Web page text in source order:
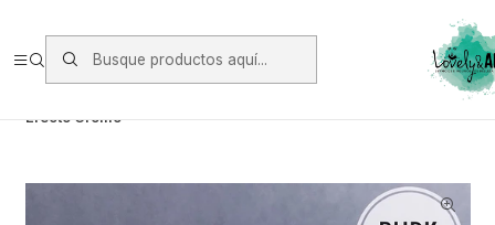
https://www.starken.cl/
Efecto Cromo